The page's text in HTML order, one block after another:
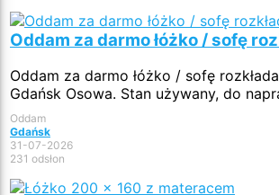
Oddam za darmo łóżko / sofę
Oddam za darmo łóżko / sofę
Gdańsk Osowa. Stan używany, do
Oddam
Gdańsk
31-07-2026
231 odsłon